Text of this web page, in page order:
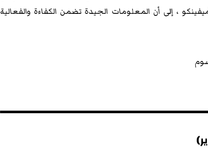
، إلى أن المعلومات الجيدة تضمن الكفاءة والفعالية